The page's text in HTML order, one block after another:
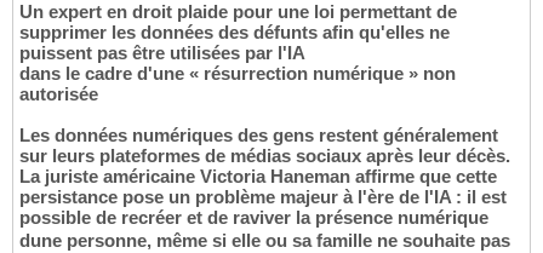
Un expert en droit plaide pour une loi permettant de
supprimer les données des défunts afin qu'elles ne
puissent pas être utilisées par l'IA
dans le cadre d'une « résurrection numérique » non
autorisée
Les données numériques des gens restent généralement
sur leurs plateformes de médias sociaux après leur décès.
La juriste américaine Victoria Haneman affirme que cette
persistance pose un problème majeur à l'ère de l'IA : il est
possible de recréer et de raviver la présence numérique
dune personne, même si elle ou sa famille ne souhaite pas